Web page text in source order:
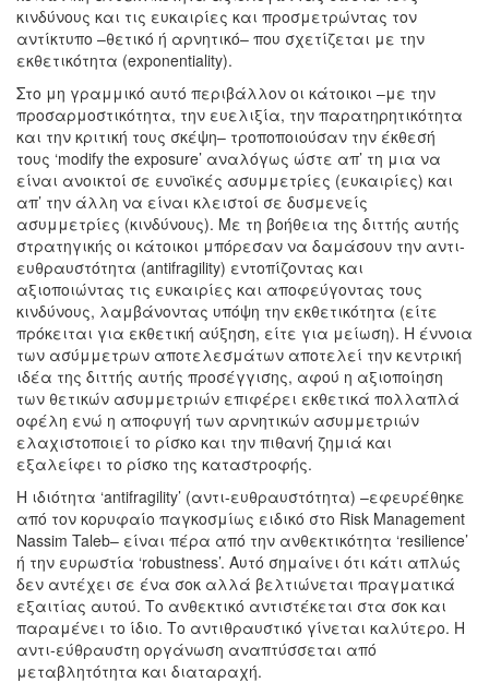
κινδύνους και τις ευκαιρίες και προσμετρώντας τον
αντίκτυπο –θετικό ή αρνητικό– που σχετίζεται με την
εκθετικότητα (exponentiality).
Στο μη γραμμικό αυτό περιβάλλον οι κάτοικοι –με την
προσαρμοστικότητα, την ευελιξία, την παρατηρητικότητα
και την κριτική τους σκέψη– τροποποιούσαν την έκθεσή
τους ‘modify the exposure’ αναλόγως ώστε απ’ τη μια να
είναι ανοικτοί σε ευνοϊκές ασυμμετρίες (ευκαιρίες) και
απ’ την άλλη να είναι κλειστοί σε δυσμενείς
ασυμμετρίες (κινδύνους). Με τη βοήθεια της διττής αυτής
στρατηγικής οι κάτοικοι μπόρεσαν να δαμάσουν την αντι-
ευθραυστότητα (antifragility) εντοπίζοντας και
αξιοποιώντας τις ευκαιρίες και αποφεύγοντας τους
κινδύνους, λαμβάνοντας υπόψη την εκθετικότητα (είτε
πρόκειται για εκθετική αύξηση, είτε για μείωση). Η έννοια
των ασύμμετρων αποτελεσμάτων αποτελεί την κεντρική
ιδέα της διττής αυτής προσέγγισης, αφού η αξιοποίηση
των θετικών ασυμμετριών επιφέρει εκθετικά πολλαπλά
οφέλη ενώ η αποφυγή των αρνητικών ασυμμετριών
ελαχιστοποιεί το ρίσκο και την πιθανή ζημιά και
εξαλείφει το ρίσκο της καταστροφής.
Η ιδιότητα ‘antifragility’ (αντι-ευθραυστότητα) –εφευρέθηκε
από τον κορυφαίο παγκοσμίως ειδικό στο Risk Management
Nassim Taleb– είναι πέρα από την ανθεκτικότητα ‘resilience’
ή την ευρωστία ‘robustness’. Αυτό σημαίνει ότι κάτι απλώς
δεν αντέχει σε ένα σοκ αλλά βελτιώνεται πραγματικά
εξαιτίας αυτού. Το ανθεκτικό αντιστέκεται στα σοκ και
παραμένει το ίδιο. Το αντιθραυστικό γίνεται καλύτερο. Η
αντι-εύθραυστη οργάνωση αναπτύσσεται από
μεταβλητότητα και διαταραχή.